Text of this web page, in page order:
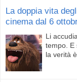
La doppia vita
cinema dal 6
Li
tempo. E
la verità